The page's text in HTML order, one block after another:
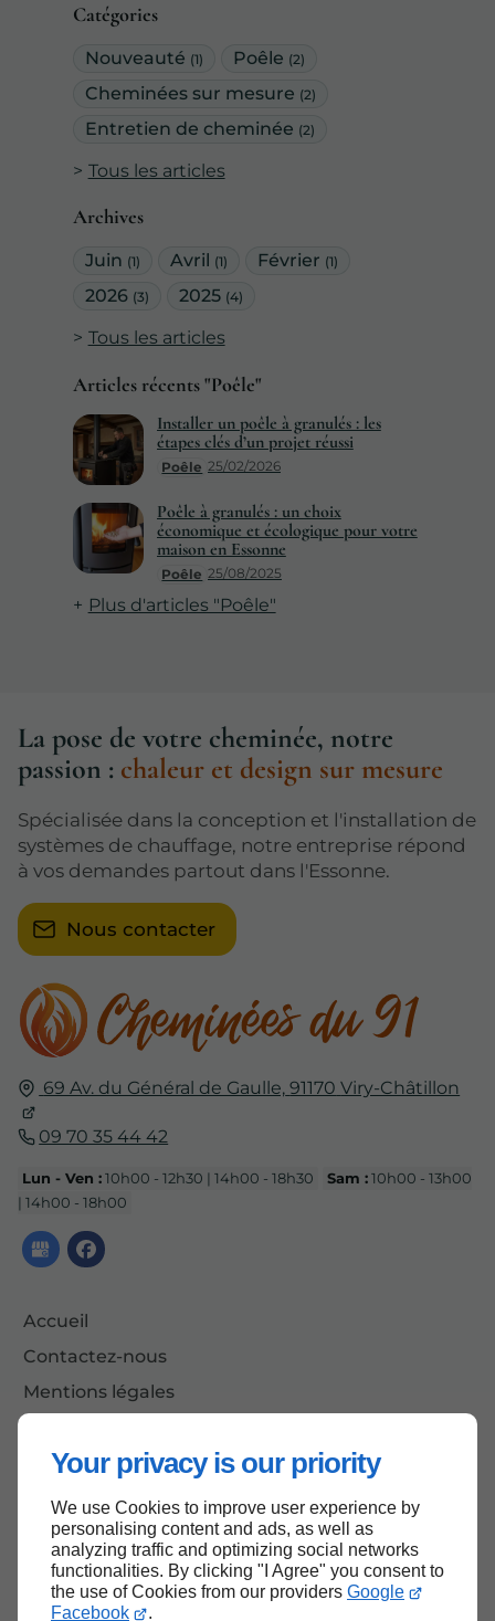
Your privacy is our priority
We use Cookies to improve user experience by
personalising content and ads, as well as
analyzing traffic and optimizing social networks
functionalities. By clicking "I Agree" you consent to
the use of Cookies from our providers Google
Facebook
.
Catégories
Nouveauté (1) Poêle (2)
Cheminées sur mesure (2)
Entretien de cheminée (2)
Tous les articles
Archives
Juin (1) Avril (1) Février (1)
2026 (3) 2025 (4)
Tous les articles
Articles récents "Poêle"
Poêle 25/02/2026
Installer un poêle à granulés : les
étapes clés d’un projet réussi
Poêle 25/08/2025
Poêle à granulés : un choix
économique et écologique pour votre
maison en Essonne
Plus d'articles "Poêle"
69 Av. du Général de Gaulle, 91170 Viry-Châtillon
09 70 35 44 42
Lun - Ven :10h00 - 12h30 | 14h00 - 18h30 Sam :10h00 - 13h00
| 14h00 - 18h00
Accueil
Contactez-nous
Mentions légales
La pose de votre cheminée, notre
passion : chaleur et design sur mesure
Spécialisée dans la conception et l'installation de
systèmes de chauffage, notre entreprise répond
à vos demandes partout dans l'Essonne.
Nous contacter
Haut de page